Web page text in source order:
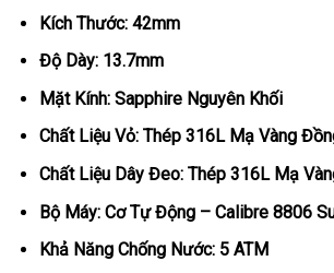
Kích Thước: 42mm
Độ Dày: 13.7mm
Mặt Kính: Sapphire Nguyên Khối
Chất Liệu Vỏ: Thép 316L Mạ Vàng
Chất Liệu Dây Đeo: Thép 316L Mạ
Bộ Máy: Cơ Tự Động – Calibre 8806
Khả Năng Chống Nước: 5 ATM